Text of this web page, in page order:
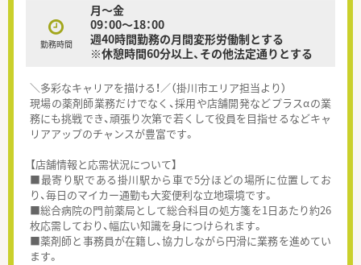
勤務時間
月～金
09：00〜18：00
週40時間勤務の月間変形労働制とする
※休憩時間60分以上、その他法定通りとする
＼多彩なキャリアを描ける！／（掛川市エリア担当より）
現場の薬剤師業務だけでなく、採用や店舗開発などプラスαの業
務にも挑戦でき、頑張り次第で若くして役員を目指せるなどキャ
リアアップのチャンスが豊富です。
【店舗情報と応需状況について】
■最寄り駅である掛川駅から車で5分ほどの場所に位置してお
り、毎日のマイカー通勤も大変便利な立地環境です。
■総合病院の門前薬局として総合科目の処方箋を1日あたり約26
枚応需しており、幅広い知識を身につけられます。
■薬剤師と事務員が在籍し、協力しながら円滑に業務を進めてい
ます。